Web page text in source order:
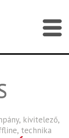
, kivitelező,
, technika